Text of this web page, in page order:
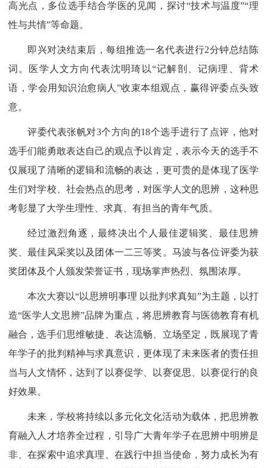
高光点，多位选手结合学医的见闻，探讨“技术与温度”“理
性与共情”等命题。
即兴对决结束后，每组推选一名代表进行2分钟总结陈
词。医学人文方向代表沈明琦以“记解剖、记病理、背术
语，学会用知识治愈病人”收束本组观点，赢得评委点头致
意。
评委代表张帆对3个方向的18个选手进行了点评，他对
选手们能勇敢表达自己的观点予以肯定，表示今天的选手不
仅展现了清晰的逻辑和流畅的表达，更可贵的是体现了医学
生们对学校、社会热点的思考，对医学人文的思辨，这种思
考彰显了大学生理性、求真、有担当的青年气质。
经过激烈角逐，最终决出个人最佳逻辑奖、最佳思辨
奖、最佳风采奖以及团体一二三等奖。马波与各位评委为获
奖团体及个人颁发荣誉证书，现场掌声热烈、氛围浓厚。
本次大赛以“以思辨明事理 以批判求真知”为主题，以打
造“医学人文思辨”品牌为重点，将思辨教育与医德教育有机
融合，选手们思维敏捷、表达流畅、立场坚定，既展现了青
年学子的批判精神与求真意识，更体现了未来医者的责任担
当与人文情怀，达到了以赛促学、以赛促思、以赛促行的良
好效果。
未来，学校将持续以多元化文化活动为载体，把思辨教
育融入人才培养全过程，引导广大青年学子在思辨中明辨是
非、在探索中追求真理、在践行中担当使命，努力成长为有